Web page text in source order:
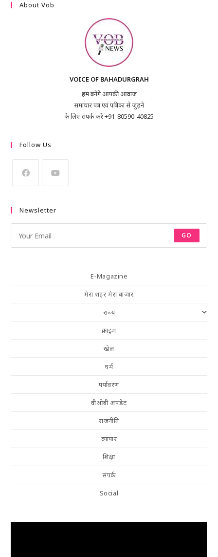
About Vob
VOICE OF BAHADURGRAH
हम बनेंगे आपकी आवाज
समाचार पत्र एवं पत्रिका से जुड़ने
के लिए संपर्क करे +91-80590-40825
Follow Us
Newsletter
GO
E-Magazine
मेरा शहर मेरा बाजार
राज्य
क्राइम
खेल
धर्म
पर्यावरण
वीओबी अपडेट
राजनीति
व्यापार
शिक्षा
संपर्क
Social